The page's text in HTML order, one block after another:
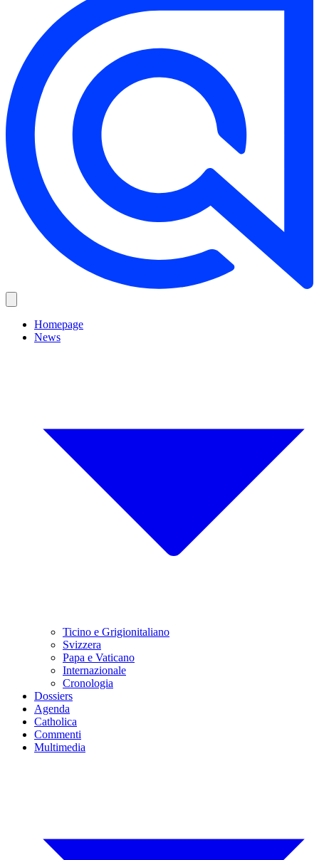
Homepage
News
Ticino e Grigionitaliano
Svizzera
Papa e Vaticano
Internazionale
Cronologia
Dossiers
Agenda
Catholica
Commenti
Multimedia